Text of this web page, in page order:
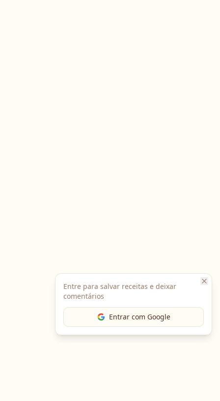
Entre para salvar receitas e deixar
comentários
Entrar com Google